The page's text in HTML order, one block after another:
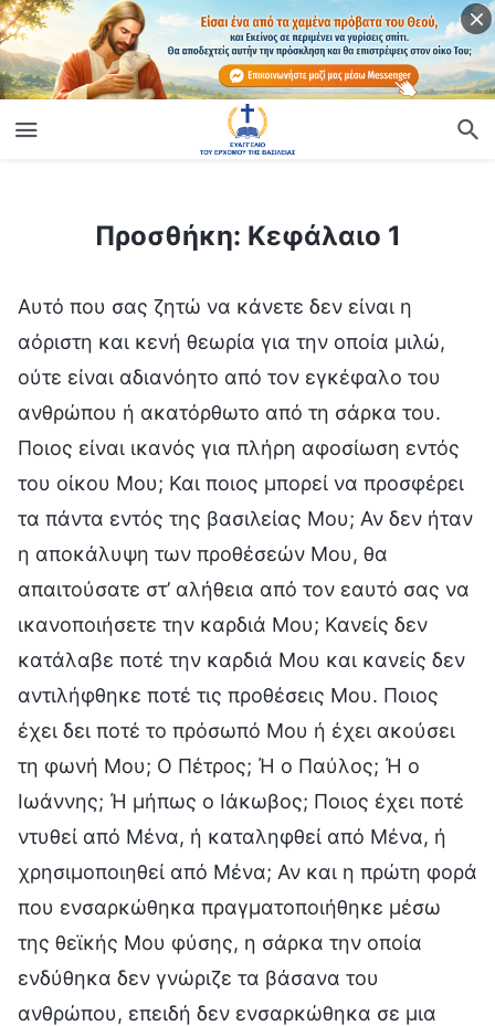
Προσθήκη: Κεφάλαιο 1
Αυτό που σας ζητώ να κάνετε δεν είναι η
αόριστη και κενή θεωρία για την οποία μιλώ,
ούτε είναι αδιανόητο από τον εγκέφαλο του
ανθρώπου ή ακατόρθωτο από τη σάρκα του.
Ποιος είναι ικανός για πλήρη αφοσίωση εντός
του οίκου Μου; Και ποιος μπορεί να προσφέρει
τα πάντα εντός της βασιλείας Μου; Αν δεν ήταν
η αποκάλυψη των προθέσεών Μου, θα
απαιτούσατε στ’ αλήθεια από τον εαυτό σας να
ικανοποιήσετε την καρδιά Μου; Κανείς δεν
κατάλαβε ποτέ την καρδιά Μου και κανείς δεν
αντιλήφθηκε ποτέ τις προθέσεις Μου. Ποιος
έχει δει ποτέ το πρόσωπό Μου ή έχει ακούσει
τη φωνή Μου; Ο Πέτρος; Ή ο Παύλος; Ή ο
Ιωάννης; Ή μήπως ο Ιάκωβος; Ποιος έχει ποτέ
ντυθεί από Μένα, ή καταληφθεί από Μένα, ή
χρησιμοποιηθεί από Μένα; Αν και η πρώτη φορά
που ενσαρκώθηκα πραγματοποιήθηκε μέσω
της θεϊκής Μου φύσης, η σάρκα την οποία
ενδύθηκα δεν γνώριζε τα βάσανα του
ανθρώπου, επειδή δεν ενσαρκώθηκα σε μια